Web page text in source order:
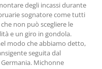
degli incassi durante
sognatore come tutti
non può scegliere le
e un giro in gondola.
modo che abbiamo detto,
seguita dal
Michonne